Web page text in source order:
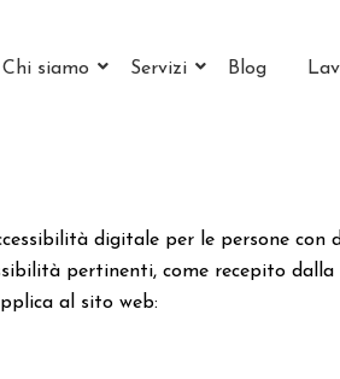
Chi siamo Servizi Blog
digitale per le persone
pertinenti, come recepito dalla
al sito web: